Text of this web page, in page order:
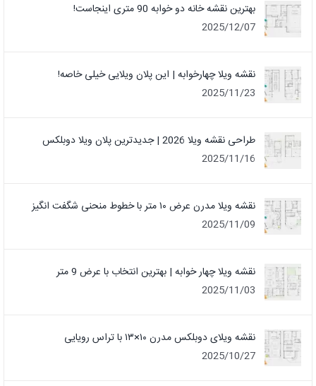
بهترین نقشه خانه دو خوابه 90 متری اینجاست!
2025/12/07
نقشه ویلا چهارخوابه | این پلان ویلایی خیلی خاصه!
2025/11/23
طراحی نقشه ویلا 2026 | جدیدترین پلان ویلا دوبلکس
2025/11/16
نقشه ویلا مدرن عرض ۱۰ متر با خطوط منحنی شگفت انگیز
2025/11/09
نقشه ویلا چهار خوابه | بهترین انتخاب با عرض 9 متر
2025/11/03
نقشه ویلای دوبلکس مدرن ۱۰×۱۳ با تراس رویایی
2025/10/27